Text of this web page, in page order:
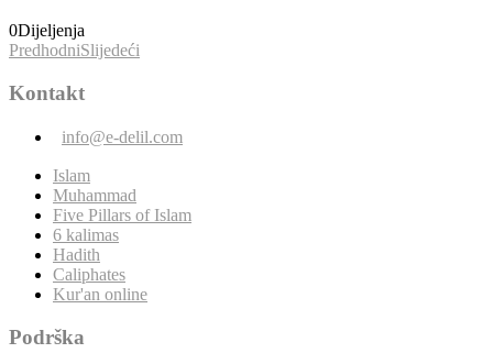
0Dijeljenja
PredhodniSlijedeći
Kontakt
info@e-delil.com
Islam
Muhammad
Five Pillars of Islam
6 kalimas
Hadith
Caliphates
Kur'an online
Podrška